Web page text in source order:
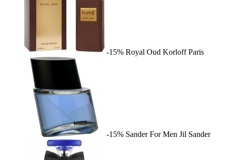
-15% Royal Oud Korloff Paris
-15% Sander For Men Jil Sander